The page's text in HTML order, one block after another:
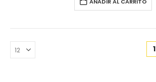
AÑADIR AL CARRITO
1